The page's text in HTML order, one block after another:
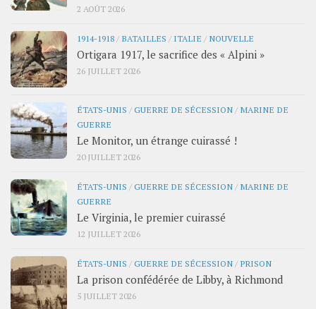
2 AOÛT 2026
1914-1918 / BATAILLES / ITALIE / NOUVELLE
Ortigara 1917, le sacrifice des « Alpini »
26 JUILLET 2026
ÉTATS-UNIS /GUERRE DE SÉCESSION / MARINE DE
GUERRE
Le Monitor, un étrange cuirassé !
20 JUILLET 2026
ÉTATS-UNIS /GUERRE DE SÉCESSION / MARINE DE
GUERRE
Le Virginia, le premier cuirassé
12 JUILLET 2026
ÉTATS-UNIS /GUERRE DE SÉCESSION / PRISON
La prison confédérée de Libby, à Richmond
5 JUILLET 2026